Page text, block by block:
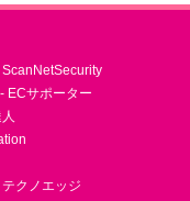
ECサポーター
クノエッジ